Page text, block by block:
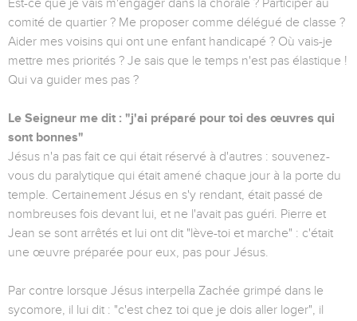
Est-ce que je vais m'engager dans la chorale ? Participer au
comité de quartier ? Me proposer comme délégué de classe ?
Aider mes voisins qui ont une enfant handicapé ? Où vais-je
mettre mes priorités ? Je sais que le temps n'est pas élastique !
Qui va guider mes pas ?
Le Seigneur me dit : "j'ai préparé pour toi des œuvres qui
sont bonnes"
Jésus n'a pas fait ce qui était réservé à d'autres : souvenez-
vous du paralytique qui était amené chaque jour à la porte du
temple. Certainement Jésus en s'y rendant, était passé de
nombreuses fois devant lui, et ne l'avait pas guéri. Pierre et
Jean se sont arrêtés et lui ont dit "lève-toi et marche" : c'était
une œuvre préparée pour eux, pas pour Jésus.
Par contre lorsque Jésus interpella Zachée grimpé dans le
sycomore, il lui dit : "c'est chez toi que je dois aller loger", il